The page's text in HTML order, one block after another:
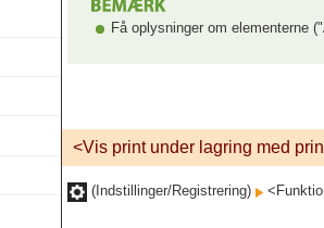
Få oplysninger om elementerne
<Vis print under lagring med
(Indstillinger/Registrering)